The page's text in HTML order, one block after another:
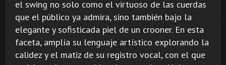
el swing no solo como el virtuoso de las cuerdas
que el público ya admira, sino también bajo la
elegante y sofisticada piel de un crooner. En esta
faceta, amplía su lenguaje artístico explorando la
calidez y el matiz de su registro vocal, con el que